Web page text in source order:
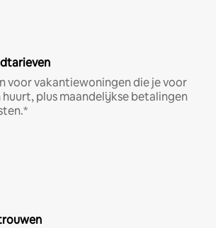
voor vakantiewoningen die je voor
plus maandelijkse betalingen